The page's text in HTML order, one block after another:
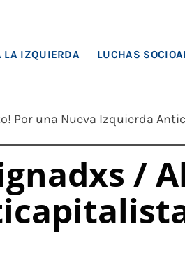
LA IZQUIERDA LUCHAS
Por una Nueva Izquierda
/